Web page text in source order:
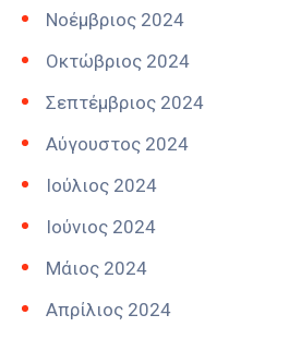
Νοέμβριος 2024
Οκτώβριος 2024
Σεπτέμβριος 2024
Αύγουστος 2024
Ιούλιος 2024
Ιούνιος 2024
Μάιος 2024
Απρίλιος 2024